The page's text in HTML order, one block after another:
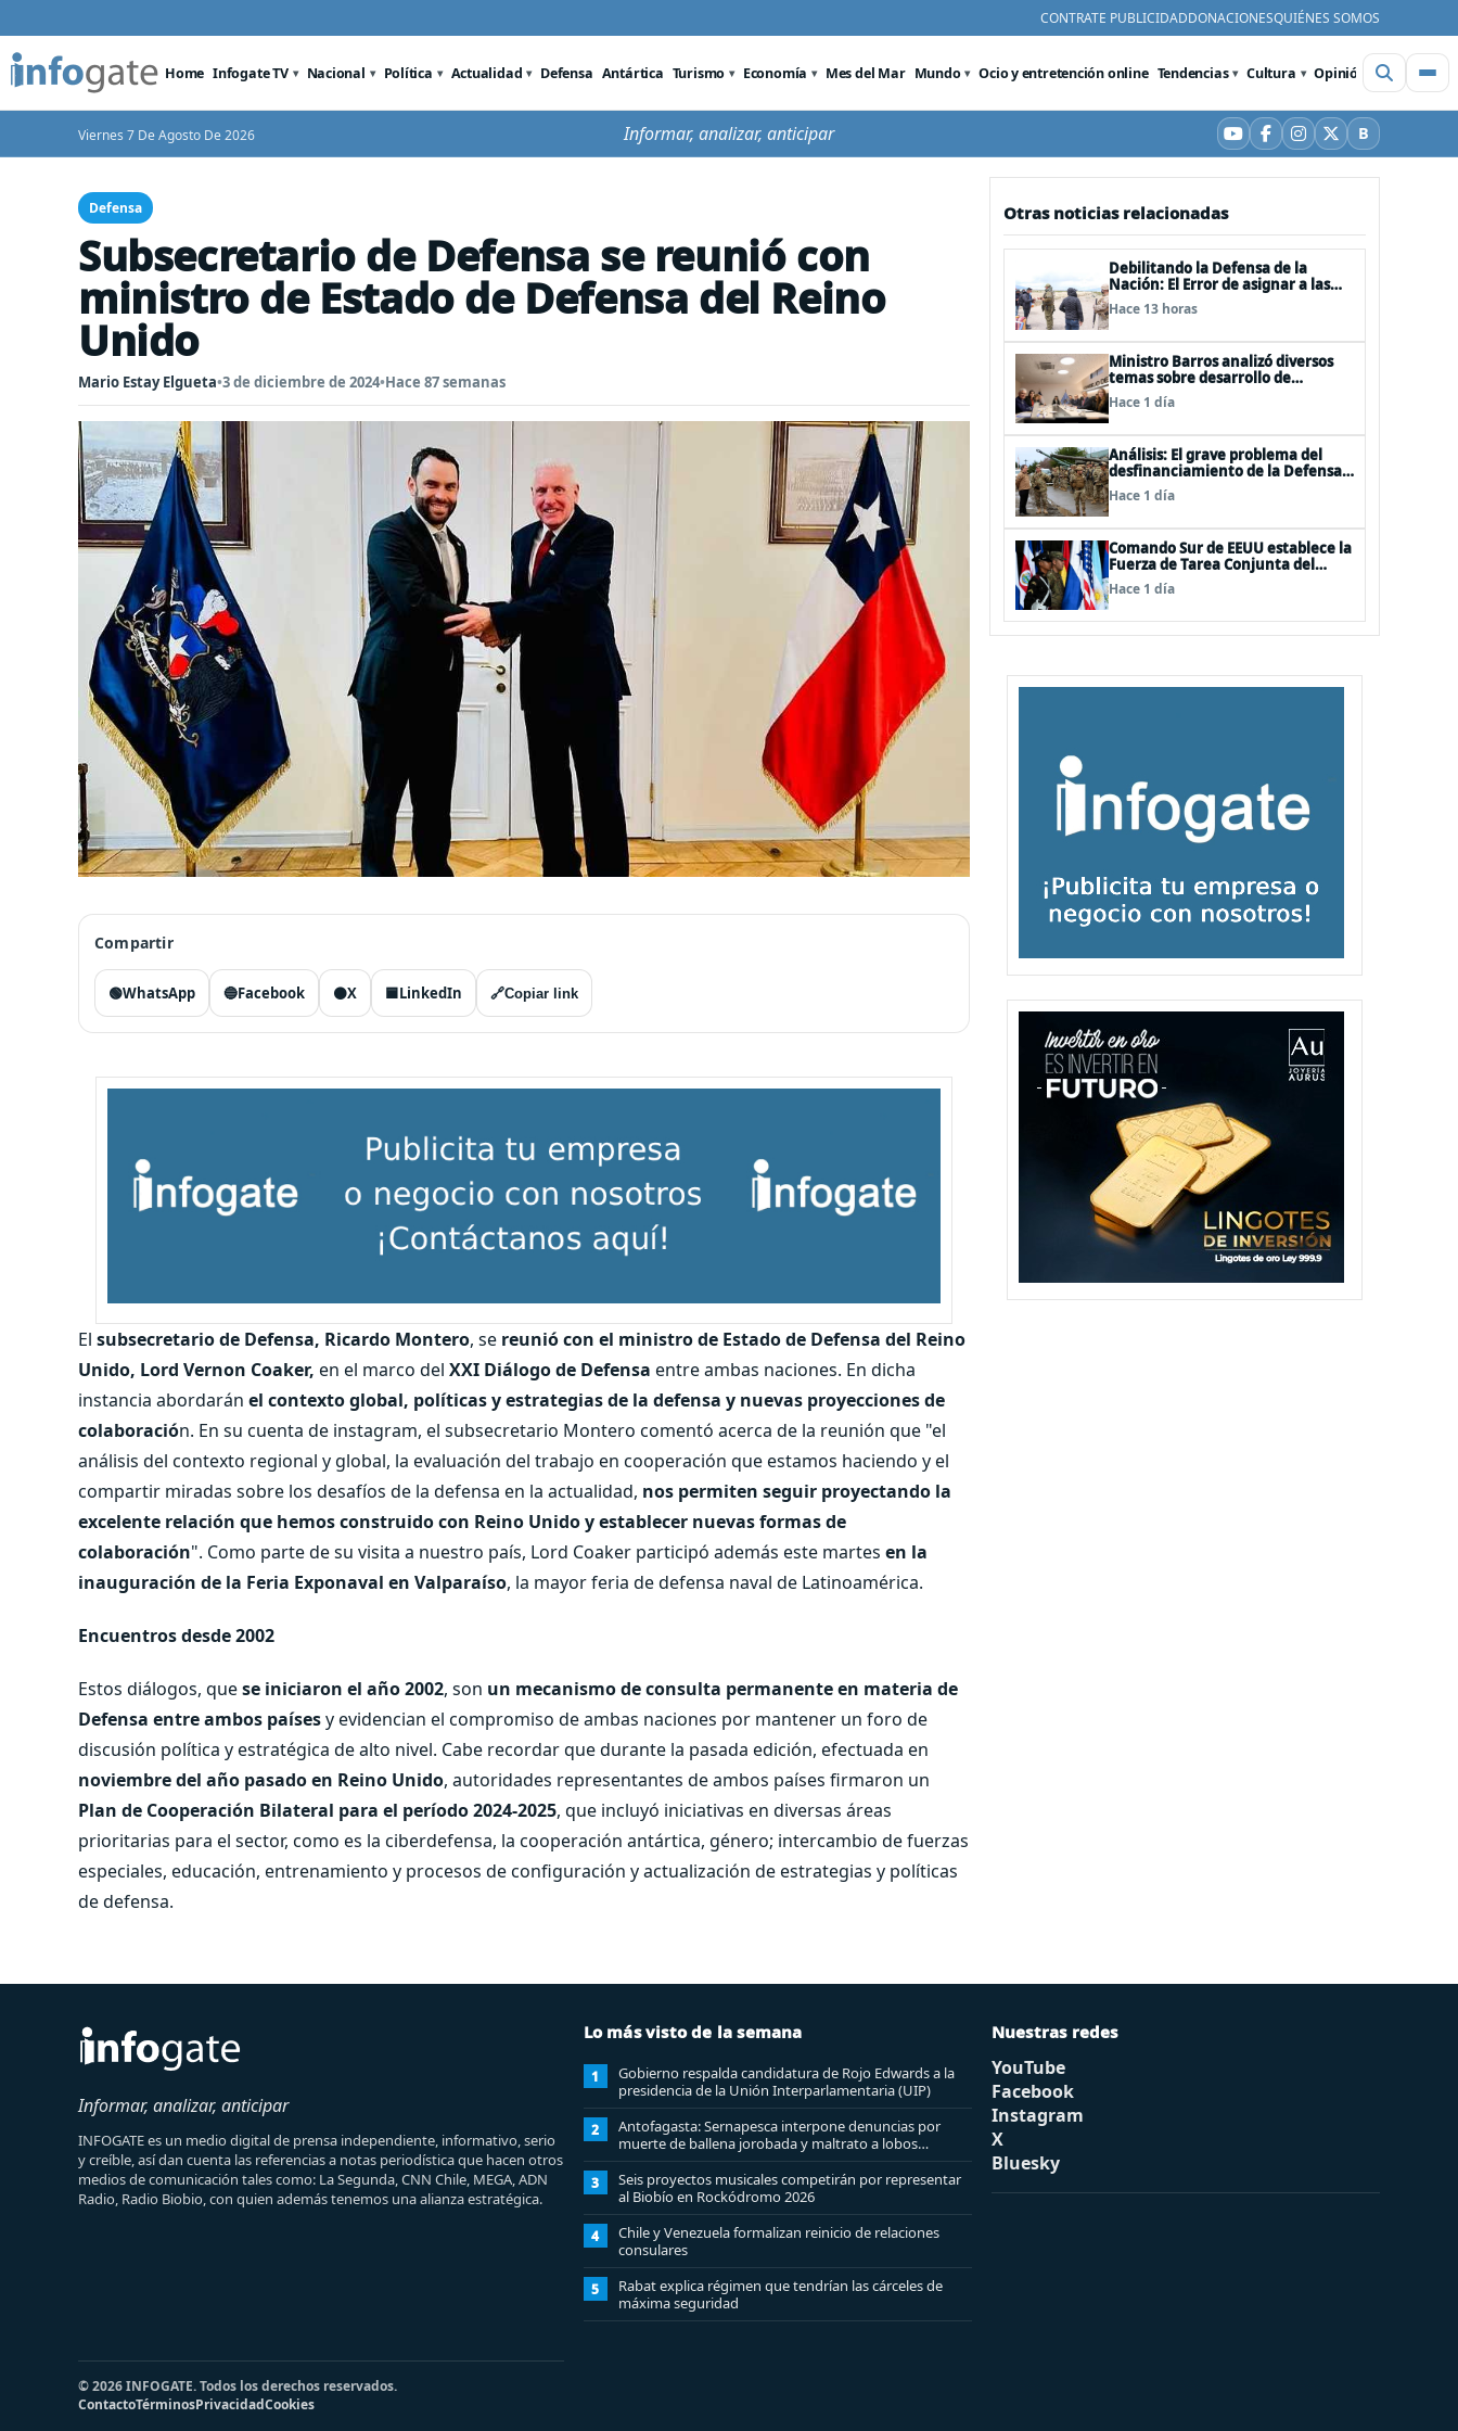
CONTRATE PUBLICIDADDONACIONESQUIÉNES SOMOS
Home Infogate TV Nacional Política Actualidad Defensa Antártica Turismo Economía Mes del Mar Mundo Ocio y entretención online Tendencias Cultura Opinión Videos
Viernes 7 De Agosto De 2026 Informar, analizar, anticipar YouTube
Facebook
Instagram
X BBluesky
Defensa
Subsecretario de Defensa se reunió con
ministro de Estado de Defensa del Reino
Unido
Mario Estay Elgueta•3 de diciembre de 2024•Hace 87 semanas
Compartir
🟢WhatsApp 🔵Facebook ⚫X 🟦LinkedIn 🔗Copiar link
El subsecretario de Defensa, Ricardo Montero, se reunió con el ministro de Estado de Defensa del Reino
Unido, Lord Vernon Coaker, en el marco del XXI Diálogo de Defensa entre ambas naciones. En dicha
instancia abordarán el contexto global, políticas y estrategias de la defensa y nuevas proyecciones de
colaboración. En su cuenta de instagram, el subsecretario Montero comentó acerca de la reunión que "el
análisis del contexto regional y global, la evaluación del trabajo en cooperación que estamos haciendo y el
compartir miradas sobre los desafíos de la defensa en la actualidad, nos permiten seguir proyectando la
excelente relación que hemos construido con Reino Unido y establecer nuevas formas de
colaboración". Como parte de su visita a nuestro país, Lord Coaker participó además este martes en la
inauguración de la Feria Exponaval en Valparaíso, la mayor feria de defensa naval de Latinoamérica.
Encuentros desde 2002
Estos diálogos, quese iniciaron el año 2002, son un mecanismo de consulta permanente en materia de
Defensa entre ambos paísesy evidencian el compromiso de ambas naciones por mantener un foro de
discusión política y estratégica de alto nivel. Cabe recordar que durante la pasada edición, efectuada en
noviembre del año pasado en Reino Unido, autoridades representantes de ambos países firmaron un
Plan de Cooperación Bilateral para el período 2024-2025, que incluyó iniciativas en diversas áreas
prioritarias para el sector, como es la ciberdefensa, la cooperación antártica, género; intercambio de fuerzas
especiales, educación, entrenamiento y procesos de configuración y actualización de estrategias y políticas
de defensa.
Otras noticias relacionadas
Debilitando la Defensa de la
Nación: El Error de asignar a las
FFAA labores policiales
Hace 13 horas
Ministro Barros analizó diversos
temas sobre desarrollo de
capacidades estratégicas en
sesión del Consejo de Política
Hace 1 día
Análisis: El grave problema del
desfinanciamiento de la Defensa
Nacional
Hace 1 día
Comando Sur de EEUU establece la
Fuerza de Tarea Conjunta del
Hemisferio Occidental: Incluye a
Chile
Hace 1 día
Informar, analizar, anticipar
INFOGATE es un medio digital de prensa independiente, informativo, serio
y creíble, así dan cuenta las referencias a notas periodística que hacen otros
medios de comunicación tales como: La Segunda, CNN Chile, MEGA, ADN
Radio, Radio Biobio, con quien además tenemos una alianza estratégica.
Lo más visto de la semana
1
Gobierno respalda candidatura de Rojo Edwards a la
presidencia de la Unión Interparlamentaria (UIP)
2
Antofagasta: Sernapesca interpone denuncias por
muerte de ballena jorobada y maltrato a lobos
marinos
3
Seis proyectos musicales competirán por representar
al Biobío en Rockódromo 2026
4
Chile y Venezuela formalizan reinicio de relaciones
consulares
5
Rabat explica régimen que tendrían las cárceles de
máxima seguridad
Nuestras redes
YouTube
Facebook
Instagram
X
Bluesky
© 2026 INFOGATE. Todos los derechos reservados.
ContactoTérminosPrivacidadCookies